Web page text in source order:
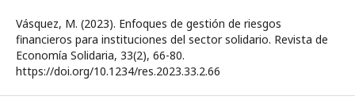
Vásquez, M. (2023). Enfoques de gestión de riesgos
financieros para instituciones del sector solidario. Revista de
Economía Solidaria, 33(2), 66-80.
https://doi.org/10.1234/res.2023.33.2.66